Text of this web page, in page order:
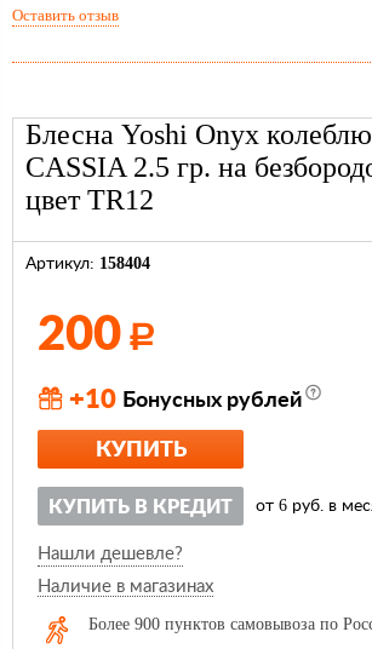
Блесна Yoshi Onyx
CASSIA 2.5 гр. на
цвет TR12
Артикул: 158404
200 Р
+10 Бонусных рублей
КУПИТЬ
КУПИТЬ В КРЕДИТ от 6 руб. в
Нашли дешевле?
Наличие в магазинах
Более 900 пунктов самовывоза по
Оставить отзыв